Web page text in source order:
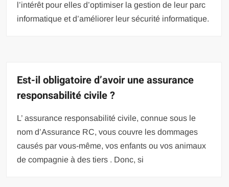
l’intérêt pour elles d’optimiser la gestion de leur parc
informatique et d’améliorer leur sécurité informatique.
Est-il obligatoire d’avoir une assurance
responsabilité civile ?
L’ assurance responsabilité civile, connue sous le
nom d’Assurance RC, vous couvre les dommages
causés par vous-même, vos enfants ou vos animaux
de compagnie à des tiers . Donc, si